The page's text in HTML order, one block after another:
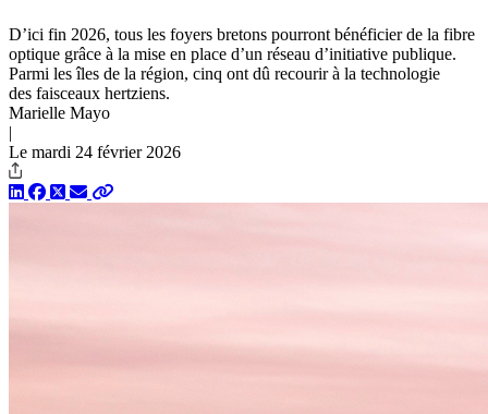
D’ici fin 2026, tous les foyers bretons pourront bénéficier de la fibre
optique grâce à la mise en place d’un réseau d’initiative publique.
Parmi les îles de la région, cinq ont dû recourir à la technologie
des faisceaux hertziens.
Marielle Mayo
|
Le mardi 24 février 2026